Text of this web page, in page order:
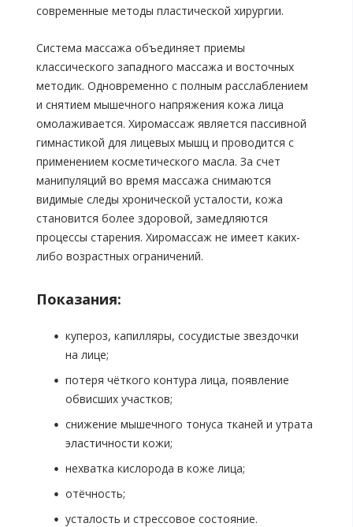
современные методы пластической хирургии.
Система массажа объединяет приемы
классического западного массажа и восточных
методик. Одновременно с полным расслаблением
и снятием мышечного напряжения кожа лица
омолаживается. Хиромассаж является пассивной
гимнастикой для лицевых мышц и проводится с
применением косметического масла. За счет
манипуляций во время массажа снимаются
видимые следы хронической усталости, кожа
становится более здоровой, замедляются
процессы старения. Хиромассаж не имеет каких-
либо возрастных ограничений.
Показания:
купероз, капилляры, сосудистые звездочки
на лице;
потеря чёткого контура лица, появление
обвисших участков;
снижение мышечного тонуса тканей и утрата
эластичности кожи;
нехватка кислорода в коже лица;
отёчность;
усталость и стрессовое состояние.